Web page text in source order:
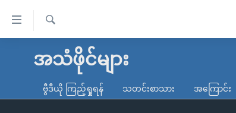
လွယ်ကူ
သည့်
မူလစာမျက်နှာ
ကမ္ဘာ့သတင်းများ
ရ
အသံဖိုင်များ
ဗွီဒီယို ကြည့်ရှုရန် သတင်းစာသား အကြောင်း